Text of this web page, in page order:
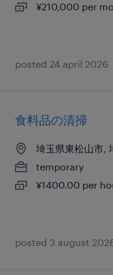
¥210,000 per
posted 24 april 2026
食料品の清掃
埼玉県東松山市,
temporary
¥1400.00 per
posted 3 august